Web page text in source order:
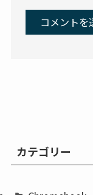
カテゴリー